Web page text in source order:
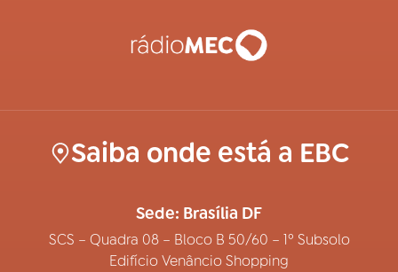
Saiba onde está a EBC
Sede: Brasília DF
SCS – Quadra 08 – Bloco B 50/60 – 1º Subsolo
Edifício Venâncio Shopping